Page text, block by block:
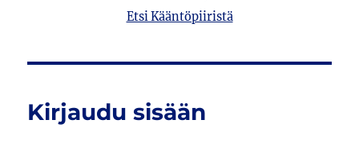
Etsi Kääntöpiiristä
Kirjaudu sisään